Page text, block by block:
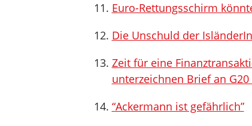
Euro-Rettungsschirm
Die Unschuld der
Zeit für eine
unterzeichnen Brief an
“Ackermann ist gefährlich”